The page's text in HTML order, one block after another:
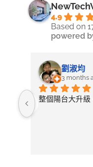
4.9
Based on
powered
劉淑均
3 months
整個陽台大升級